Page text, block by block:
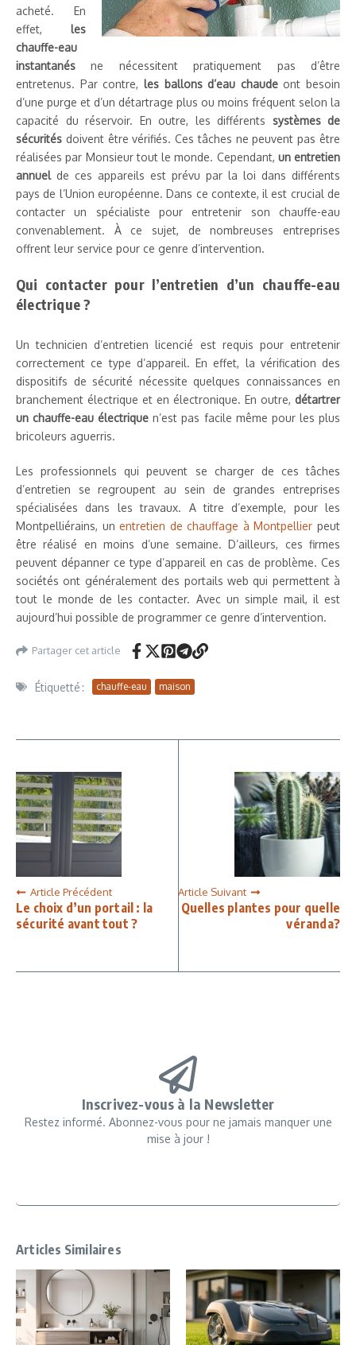
acheté. En
effet, les
chauffe-eau
instantanés ne nécessitent pratiquement pas d’être
entretenus. Par contre, les ballons d’eau chaudeont besoin
d’une purge et d’un détartrage plus ou moins fréquent selon la
capacité du réservoir. En outre, les différents systèmes de
sécurités doivent être vérifiés. Ces tâches ne peuvent pas être
réalisées par Monsieur tout le monde. Cependant, un entretien
annuelde ces appareils est prévu par la loi dans différents
pays de l’Union européenne. Dans ce contexte, il est crucial de
contacter un spécialiste pour entretenir son chauffe-eau
convenablement. À ce sujet, de nombreuses entreprises
offrent leur service pour ce genre d’intervention.
Qui contacter pour l’entretien d’un chauffe-eau
électrique ?
Un technicien d’entretien licencié est requis pour entretenir
correctement ce type d’appareil. En effet, la vérification des
dispositifs de sécurité nécessite quelques connaissances en
branchement électrique et en électronique. En outre, détartrer
un chauffe-eau électrique n’est pas facile même pour les plus
bricoleurs aguerris.
Les professionnels qui peuvent se charger de ces tâches
d’entretien se regroupent au sein de grandes entreprises
spécialisées dans les travaux. A titre d’exemple, pour les
Montpelliérains, unentretien de chauffage à Montpellier peut
être réalisé en moins d’une semaine. D’ailleurs, ces firmes
peuvent dépanner ce type d’appareil en cas de problème. Ces
sociétés ont généralement des portails web qui permettent à
tout le monde de les contacter. Avec un simple mail, il est
aujourd’hui possible de programmer ce genre d’intervention.
Partager cet article
Étiquetté : chauffe-eau maison
Article Précédent
Le choix d’un portail : la
sécurité avant tout ?
Article Suivant
Quelles plantes pour quelle
véranda?
Inscrivez-vous à la Newsletter
Restez informé. Abonnez-vous pour ne jamais manquer une
mise à jour !
Articles Similaires